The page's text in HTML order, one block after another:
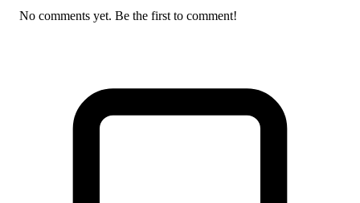
No comments yet. Be the first to comment!